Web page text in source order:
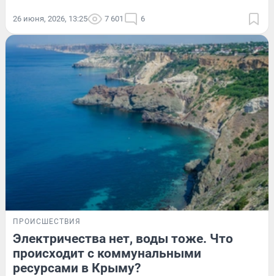
26 июня, 2026, 13:25 7 601 6
ПРОИСШЕСТВИЯ
Электричества нет, воды тоже. Что
происходит с коммунальными
ресурсами в Крыму?